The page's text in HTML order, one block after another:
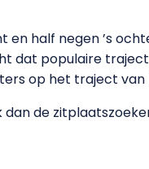
en half negen ’s
dat populaire
op het traject van
dan de